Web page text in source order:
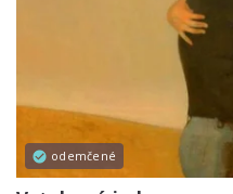
odemčené